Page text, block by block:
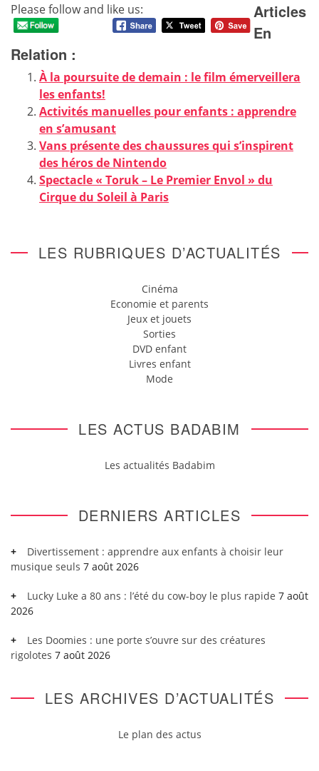
Please follow and like us:
Articles
En
Relation :
À la poursuite de demain : le film émerveillera
les enfants!
Activités manuelles pour enfants : apprendre
en s’amusant
Vans présente des chaussures qui s’inspirent
des héros de Nintendo
Spectacle « Toruk – Le Premier Envol » du
Cirque du Soleil à Paris
LES RUBRIQUES D’ACTUALITÉS
Cinéma
Economie et parents
Jeux et jouets
Sorties
DVD enfant
Livres enfant
Mode
LES ACTUS BADABIM
Les actualités Badabim
DERNIERS ARTICLES
Divertissement : apprendre aux enfants à choisir leur
musique seuls 7 août 2026
Lucky Luke a 80 ans : l’été du cow-boy le plus rapide 7 août
2026
Les Doomies : une porte s’ouvre sur des créatures
rigolotes 7 août 2026
LES ARCHIVES D’ACTUALITÉS
Le plan des actus